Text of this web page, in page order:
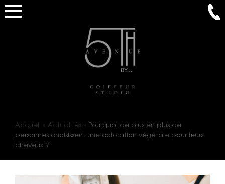
Accueil » Actualités » Pourquoi de plus en plus de
personnes choisissent une coloration végétale pour leurs
cheveux ?